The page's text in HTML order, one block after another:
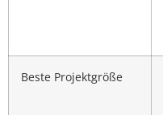
Beste Projektgröße